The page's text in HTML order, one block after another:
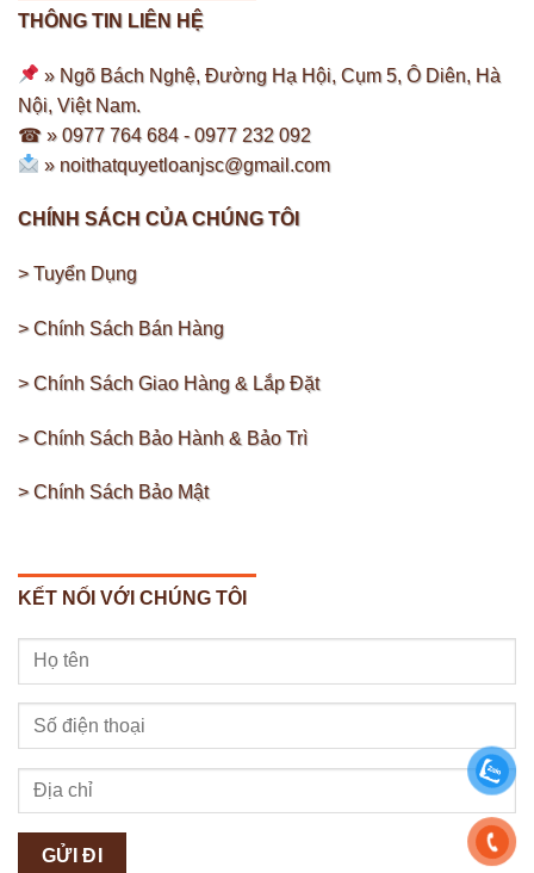
THÔNG TIN LIÊN HỆ
» Ngõ Bách Nghệ, Đường Hạ Hội, Cụm 5, Ô Diên, Hà
Nội, Việt Nam.
☎ » 0977 764 684 -0977 232 092
» noithatquyetloanjsc@gmail.com
CHÍNH SÁCH CỦA CHÚNG TÔI
> Tuyển Dụng
> Chính Sách Bán Hàng
> Chính Sách Giao Hàng & Lắp Đặt
> Chính Sách Bảo Hành & Bảo Trì
> Chính Sách Bảo Mật
KẾT NỐI VỚI CHÚNG TÔI